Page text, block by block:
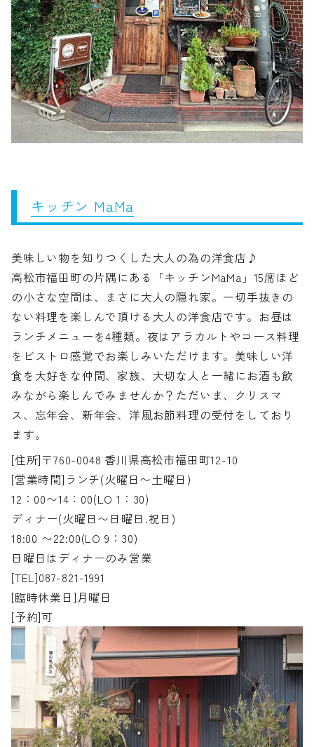
キッチン MaMa
美味しい物を知りつくした大人の為の洋食店♪
高松市福田町の片隅にある「キッチンMaMa」15席ほど
の小さな空間は、まさに大人の隠れ家。一切手抜きの
ない料理を楽しんで頂ける大人の洋食店です。お昼は
ランチメニューを4種類。夜はアラカルトやコース料理
をビストロ感覚でお楽しみいただけます。美味しい洋
食を大好きな仲間、家族、大切な人と一緒にお酒も飲
みながら楽しんでみませんか？ただいま、クリスマ
ス、忘年会、新年会、洋風お節料理の受付をしており
ます。
[住所]〒760-0048 香川県高松市福田町12-10
[営業時間]ランチ(火曜日〜土曜日)
12：00〜14：00(LO 1：30)
ディナー(火曜日〜日曜日.祝日)
18:00 〜22:00(LO 9：30)
日曜日はディナーのみ営業
[TEL]087-821-1991
[臨時休業日]月曜日
[予約]可